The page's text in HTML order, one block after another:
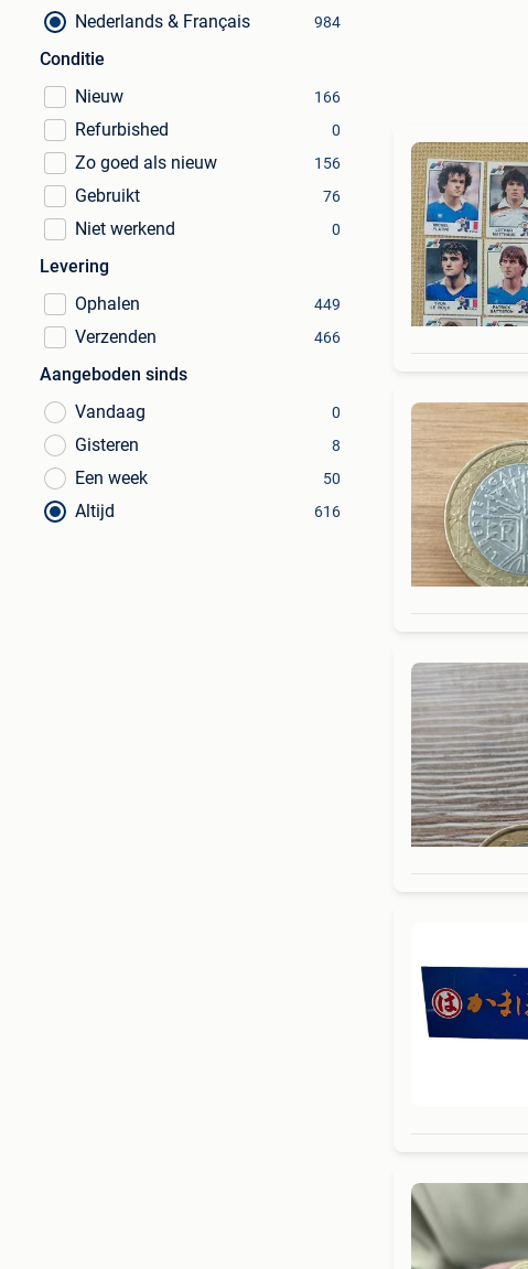
Nederlands & Français 984
Conditie
Nieuw
166
Refurbished 0
Zo goed als nieuw 156
Gebruikt 76
Niet werkend 0
Levering
Ophalen
449
Verzenden 466
Aangeboden sinds
Vandaag
0
Gisteren 8
Een week 50
Altijd 616